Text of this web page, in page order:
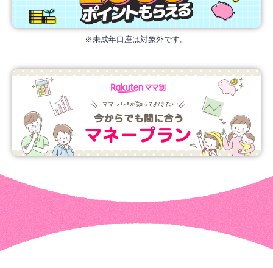
※未成年口座は対象外です。